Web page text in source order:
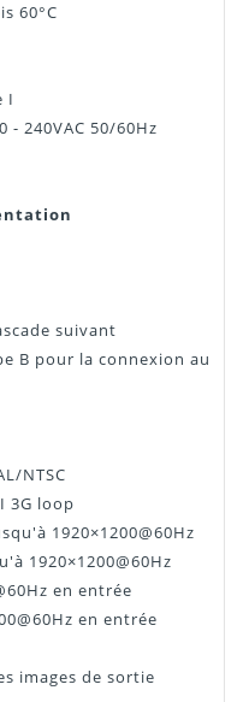
60°C
I
240VAC 50/60Hz
suivant
B pour la connexion au
NTSC
3G loop
1920×1200@60Hz
1920×1200@60Hz
en entrée
en entrée
images de sortie